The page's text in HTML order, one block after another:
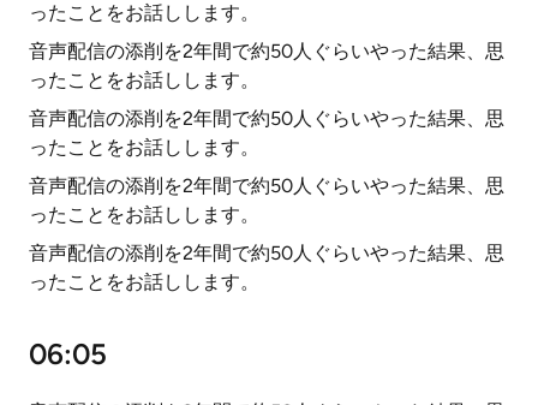
ったことをお話しします。
音声配信の添削を2年間で約50人ぐらいやった結果、思
ったことをお話しします。
音声配信の添削を2年間で約50人ぐらいやった結果、思
ったことをお話しします。
音声配信の添削を2年間で約50人ぐらいやった結果、思
ったことをお話しします。
音声配信の添削を2年間で約50人ぐらいやった結果、思
ったことをお話しします。
06:05